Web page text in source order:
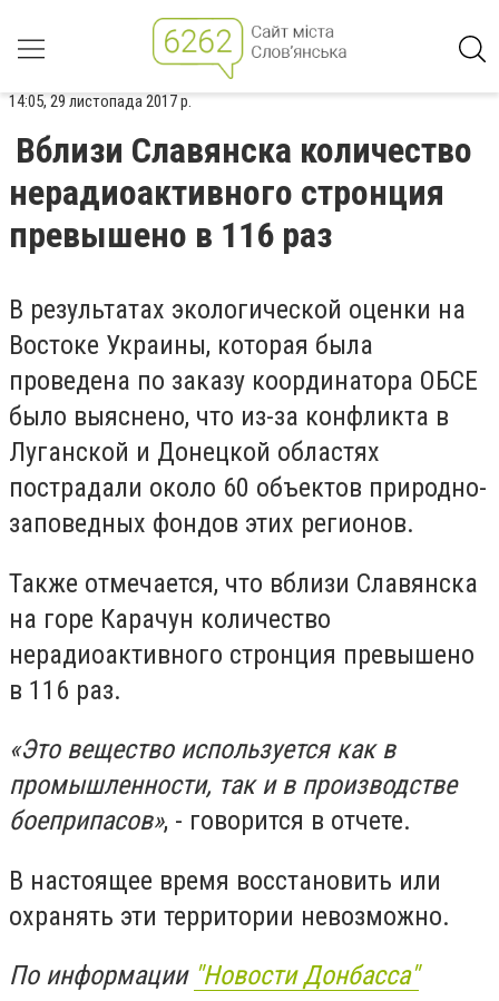
14:05, 29 листопада 2017 р.
Вблизи Славянска количество
нерадиоактивного стронция
превышено в 116 раз
В результатах экологической оценки на
Востоке Украины, которая была
проведена по заказу координатора ОБСЕ
было выяснено, что из-за конфликта в
Луганской и Донецкой областях
пострадали около 60 объектов природно-
заповедных фондов этих регионов.
Также отмечается, что вблизи Славянска
на горе Карачун количество
нерадиоактивного стронция превышено
в 116 раз.
«Это вещество используется как в
промышленности, так и в производстве
боеприпасов», - говорится в отчете.
В настоящее время восстановить или
охранять эти территории невозможно.
По информации "Новости Донбасса"